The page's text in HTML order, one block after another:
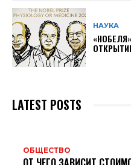
НАУКА
LATEST POSTS
ОБЩЕСТВО